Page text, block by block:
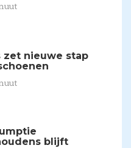
zet nieuwe stap
blijft